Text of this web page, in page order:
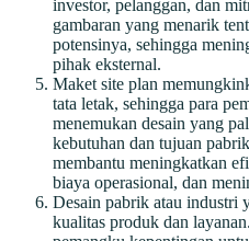
investor, pelanggan, dan
gambaran yang menarik
potensinya, sehingga
pihak eksternal.
Maket site plan
tata letak, sehingga para
menemukan desain yang
kebutuhan dan tujuan
membantu meningkatkan
biaya operasional, dan
Desain pabrik atau industri
kualitas produk dan